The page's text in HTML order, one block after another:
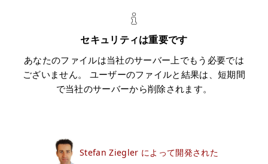
セキュリティは重要です
あなたのファイルは当社のサーバー上でもう必要では
ございません。 ユーザーのファイルと結果は、短期間
で当社のサーバーから削除されます。
Stefan Ziegler によって開発された